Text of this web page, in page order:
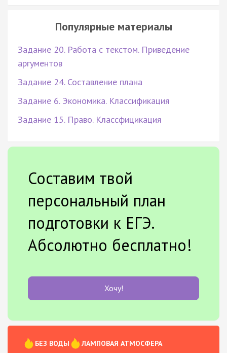
Популярные материалы
Задание 20. Работа с текстом. Приведение
аргументов
Задание 24. Составление плана
Задание 6. Экономика. Классификация
Задание 15. Право. Классфицикация
Составим твой
персональный план
подготовки к ЕГЭ.
Абсолютно бесплатно!
Хочу!
БЕЗ ВОДЫ
ЛАМПОВАЯ АТМОСФЕРА